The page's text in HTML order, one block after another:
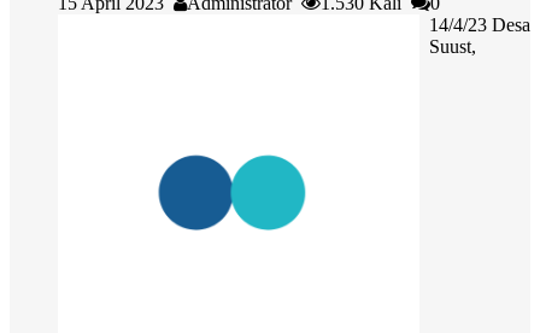
14/4/23 Desa
Suust,